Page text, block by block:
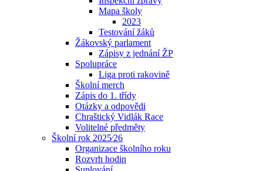
Mapa školy
2023
Testování žáků
Žákovský parlament
Zápisy z jednání ŽP
Spolupráce
Liga proti rakovině
Školní merch
Zápis do 1. třídy
Otázky a odpovědi
Chraštický Vidlák Race
Volitelné předměty
Školní rok 2025⁄26
Organizace školního roku
Rozvrh hodin